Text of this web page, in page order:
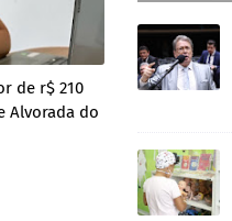
de r$ 210
Alvorada do